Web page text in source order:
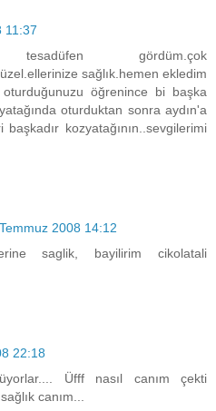
11:37
tesadüfen gördüm.çok
sağlık.hemen ekledim
oturduğunuzu öğrenince bi başka
oturduktan sonra aydın'a
başkadır kozyatağının..sevgilerimi
2008 14:12
saglik, bayilirim cikolatali
22:18
Üfff nasıl canım çekti
canım...